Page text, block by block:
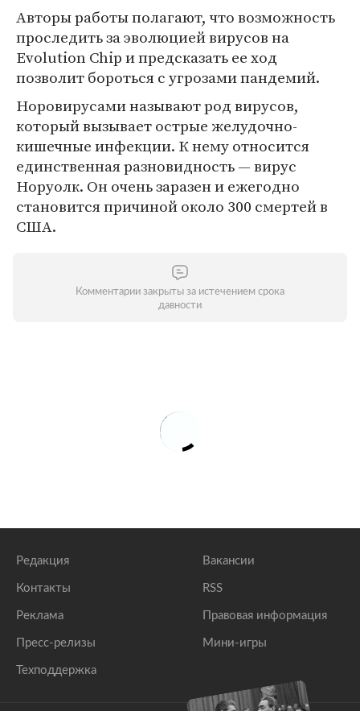
Авторы работы полагают, что возможность
проследить за эволюцией вирусов на
Evolution Chip и предсказать ее ход
позволит бороться с угрозами пандемий.
Норовирусами называют род вирусов,
который вызывает острые желудочно-
кишечные инфекции. К нему относится
единственная разновидность — вирус
Норуолк. Он очень заразен и ежегодно
становится причиной около 300 смертей в
США.
Комментарии закрыты за истечением срока
давности
Редакция
Контакты
Реклама
Пресс-релизы
Техподдержка
Вакансии
RSS
Правовая информация
Мини-игры